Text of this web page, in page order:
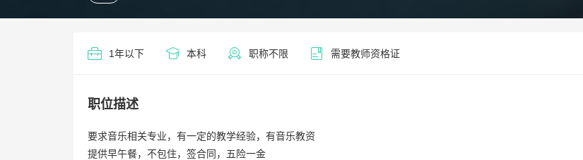
1年以下 本科 职称不限 需要教师资格证
职位描述
要求音乐相关专业，有一定的教学经验，有音乐教资
提供早午餐，不包住，签合同，五险一金